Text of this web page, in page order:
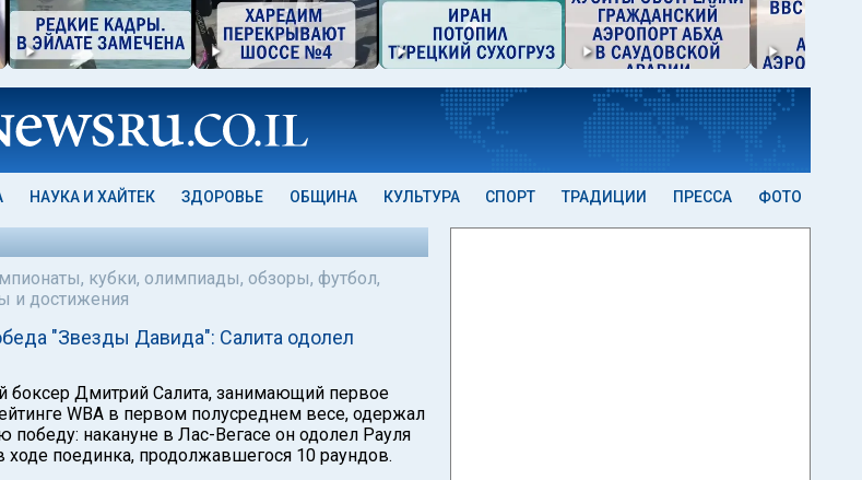
НАУКА И ХАЙТЕК ЗДОРОВЬЕ ОБЩИНА КУЛЬТУРА СПОРТ ТРАДИЦИИ ПРЕССА ФОТО
кубки, олимпиады, обзоры, футбол,
и достижения
"Звезды Давида": Салита одолел
боксер Дмитрий Салита, занимающий первое
WBA в первом полусреднем весе, одержал
победу: накануне в Лас-Вегасе он одолел Рауля
ходе поединка, продолжавшегося 10 раундов.